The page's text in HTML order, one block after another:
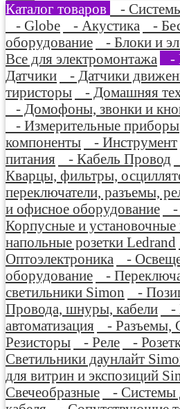
Каталог товаров
-
- Globe
- Акустика
-
оборудование
- Блоки и
Все для электромонтажа
-
Датчики
- Датчики
тиристоры
- Домашняя
- Домофоны, звонки и
- Измерительные приборы
компоненты
- Инструмент
питания
- Кабель Провод
Кварцы, фильтры,
переключатели, разъемы,
и офисное оборудование
-
Корпусные и установочные
напольные розетки Ledrand
Оптоэлектроника
-
оборудование
-
светильники Simon
-
Провода, шнуры, кабели
-
автоматизация
- Разъемы,
Резисторы
- Реле -
Светильники даунлайт
для витрин и экспозиций
Свечеобразные
- Системы